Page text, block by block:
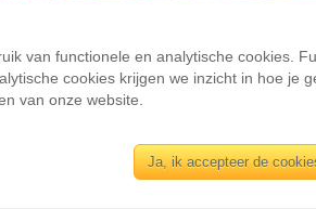
van functionele en analytische cookies.
cookies krijgen we inzicht in hoe je
van onze website.
Ja, ik accepteer de